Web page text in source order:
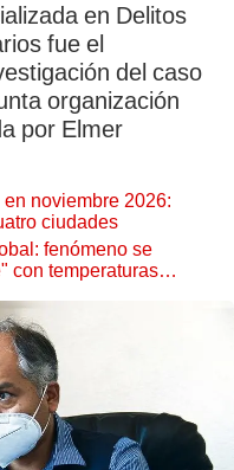
en Delitos
fue el
del caso
organización
por Elmer
noviembre 2026:
ciudades
fenómeno se
con temperaturas